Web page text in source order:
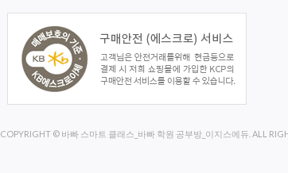
COPYRIGHT © 바빠 스마트 클래스_바빠 학원 공부방_이지스에듀. ALL